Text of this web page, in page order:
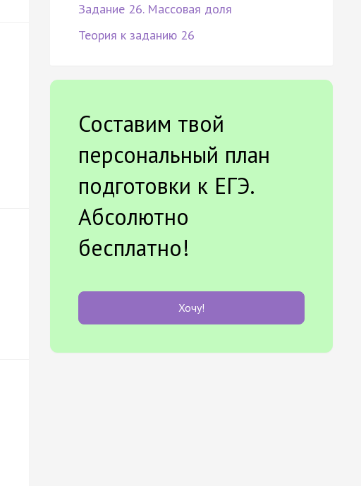
Задание 26. Массовая доля
Теория к заданию 26
Составим твой
персональный план
подготовки к ЕГЭ.
Абсолютно
бесплатно!
Хочу!